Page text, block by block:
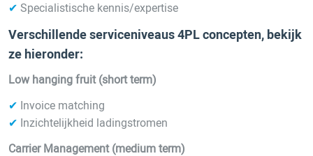
✔ Specialistische kennis/expertise
Verschillende serviceniveaus 4PL concepten, bekijk
ze hieronder:
Low hanging fruit (short term)
✔ Invoice matching
✔ Inzichtelijkheid ladingstromen
Carrier Management (medium term)